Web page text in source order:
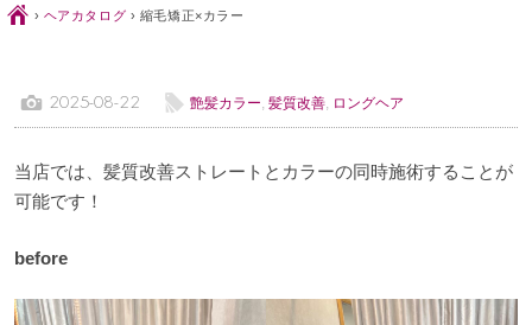
Ç › ヘアカタログ › 縮毛矯正×カラー
1 2025-08-22 l 艶髪カラー, 髪質改善, ロングヘア
当店では、髪質改善ストレートとカラーの同時施術することが
可能です！
before